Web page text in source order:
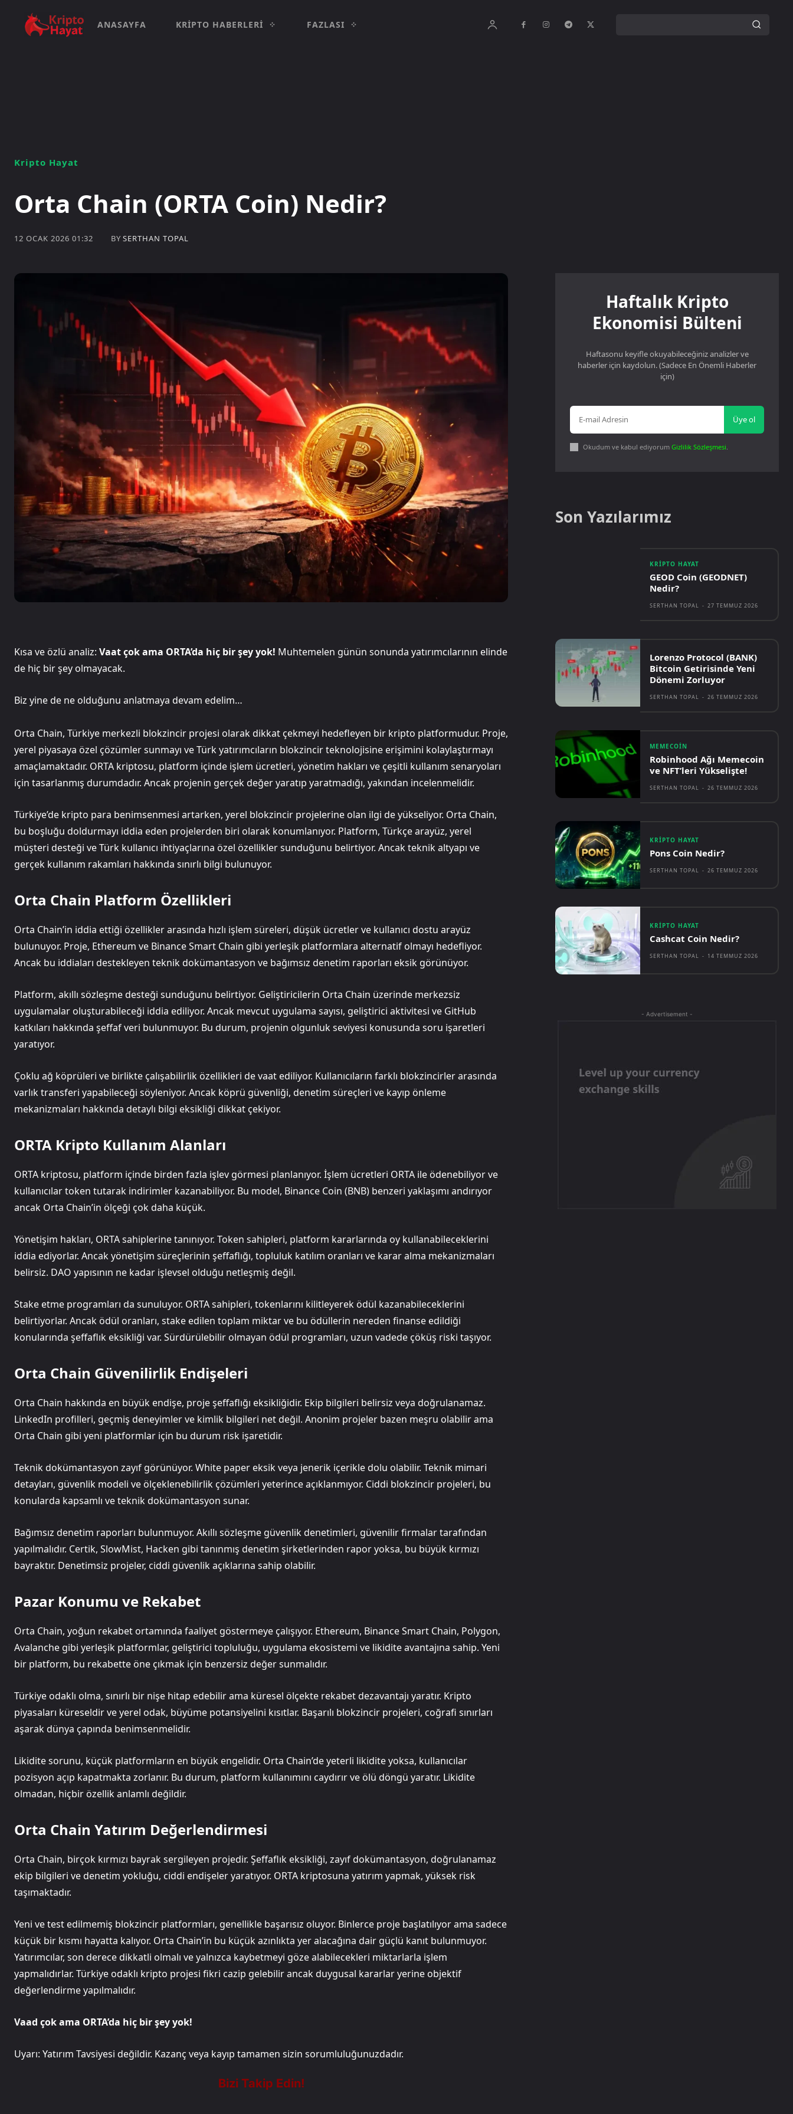
ANASAYFA KRIPTO HABERLERI FAZLASI
Kripto Hayat
Orta Chain (ORTA Coin) Nedir?
12 OCAK 2026 01:32 BY SERTHAN TOPAL
Kısa ve özlü analiz: Vaat çok ama ORTA’da hiç bir şey yok! Muhtemelen günün sonunda yatırımcılarının elinde
de hiç bir şey olmayacak.
Biz yine de ne olduğunu anlatmaya devam edelim…
Orta Chain, Türkiye merkezli blokzincir projesi olarak dikkat çekmeyi hedefleyen bir kripto platformudur. Proje,
yerel piyasaya özel çözümler sunmayı ve Türk yatırımcıların blokzincir teknolojisine erişimini kolaylaştırmayı
amaçlamaktadır. ORTA kriptosu, platform içinde işlem ücretleri, yönetim hakları ve çeşitli kullanım senaryoları
için tasarlanmış durumdadır. Ancak projenin gerçek değer yaratıp yaratmadığı, yakından incelenmelidir.
Türkiye’de kripto para benimsenmesi artarken, yerel blokzincir projelerine olan ilgi de yükseliyor. Orta Chain,
bu boşluğu doldurmayı iddia eden projelerden biri olarak konumlanıyor. Platform, Türkçe arayüz, yerel
müşteri desteği ve Türk kullanıcı ihtiyaçlarına özel özellikler sunduğunu belirtiyor. Ancak teknik altyapı ve
gerçek kullanım rakamları hakkında sınırlı bilgi bulunuyor.
Orta Chain Platform Özellikleri
Orta Chain’in iddia ettiği özellikler arasında hızlı işlem süreleri, düşük ücretler ve kullanıcı dostu arayüz
bulunuyor. Proje, Ethereum ve Binance Smart Chain gibi yerleşik platformlara alternatif olmayı hedefliyor.
Ancak bu iddiaları destekleyen teknik dokümantasyon ve bağımsız denetim raporları eksik görünüyor.
Platform, akıllı sözleşme desteği sunduğunu belirtiyor. Geliştiricilerin Orta Chain üzerinde merkezsiz
uygulamalar oluşturabileceği iddia ediliyor. Ancak mevcut uygulama sayısı, geliştirici aktivitesi ve GitHub
katkıları hakkında şeffaf veri bulunmuyor. Bu durum, projenin olgunluk seviyesi konusunda soru işaretleri
yaratıyor.
Çoklu ağ köprüleri ve birlikte çalışabilirlik özellikleri de vaat ediliyor. Kullanıcıların farklı blokzincirler arasında
varlık transferi yapabileceği söyleniyor. Ancak köprü güvenliği, denetim süreçleri ve kayıp önleme
mekanizmaları hakkında detaylı bilgi eksikliği dikkat çekiyor.
ORTA Kripto Kullanım Alanları
ORTA kriptosu, platform içinde birden fazla işlev görmesi planlanıyor. İşlem ücretleri ORTA ile ödenebiliyor ve
kullanıcılar token tutarak indirimler kazanabiliyor. Bu model, Binance Coin (BNB) benzeri yaklaşımı andırıyor
ancak Orta Chain’in ölçeği çok daha küçük.
Yönetişim hakları, ORTA sahiplerine tanınıyor. Token sahipleri, platform kararlarında oy kullanabileceklerini
iddia ediyorlar. Ancak yönetişim süreçlerinin şeffaflığı, topluluk katılım oranları ve karar alma mekanizmaları
belirsiz. DAO yapısının ne kadar işlevsel olduğu netleşmiş değil.
Stake etme programları da sunuluyor. ORTA sahipleri, tokenlarını kilitleyerek ödül kazanabileceklerini
belirtiyorlar. Ancak ödül oranları, stake edilen toplam miktar ve bu ödüllerin nereden finanse edildiği
konularında şeffaflık eksikliği var. Sürdürülebilir olmayan ödül programları, uzun vadede çöküş riski taşıyor.
Orta Chain Güvenilirlik Endişeleri
Orta Chain hakkında en büyük endişe, proje şeffaflığı eksikliğidir. Ekip bilgileri belirsiz veya doğrulanamaz.
LinkedIn profilleri, geçmiş deneyimler ve kimlik bilgileri net değil. Anonim projeler bazen meşru olabilir ama
Orta Chain gibi yeni platformlar için bu durum risk işaretidir.
Teknik dokümantasyon zayıf görünüyor. White paper eksik veya jenerik içerikle dolu olabilir. Teknik mimari
detayları, güvenlik modeli ve ölçeklenebilirlik çözümleri yeterince açıklanmıyor. Ciddi blokzincir projeleri, bu
konularda kapsamlı ve teknik dokümantasyon sunar.
Bağımsız denetim raporları bulunmuyor. Akıllı sözleşme güvenlik denetimleri, güvenilir firmalar tarafından
yapılmalıdır. Certik, SlowMist, Hacken gibi tanınmış denetim şirketlerinden rapor yoksa, bu büyük kırmızı
bayraktır. Denetimsiz projeler, ciddi güvenlik açıklarına sahip olabilir.
Pazar Konumu ve Rekabet
Orta Chain, yoğun rekabet ortamında faaliyet göstermeye çalışıyor. Ethereum, Binance Smart Chain, Polygon,
Avalanche gibi yerleşik platformlar, geliştirici topluluğu, uygulama ekosistemi ve likidite avantajına sahip. Yeni
bir platform, bu rekabette öne çıkmak için benzersiz değer sunmalıdır.
Türkiye odaklı olma, sınırlı bir nişe hitap edebilir ama küresel ölçekte rekabet dezavantajı yaratır. Kripto
piyasaları küreseldir ve yerel odak, büyüme potansiyelini kısıtlar. Başarılı blokzincir projeleri, coğrafi sınırları
aşarak dünya çapında benimsenmelidir.
Likidite sorunu, küçük platformların en büyük engelidir. Orta Chain’de yeterli likidite yoksa, kullanıcılar
pozisyon açıp kapatmakta zorlanır. Bu durum, platform kullanımını caydırır ve ölü döngü yaratır. Likidite
olmadan, hiçbir özellik anlamlı değildir.
Orta Chain Yatırım Değerlendirmesi
Orta Chain, birçok kırmızı bayrak sergileyen projedir. Şeffaflık eksikliği, zayıf dokümantasyon, doğrulanamaz
ekip bilgileri ve denetim yokluğu, ciddi endişeler yaratıyor. ORTA kriptosuna yatırım yapmak, yüksek risk
taşımaktadır.
Yeni ve test edilmemiş blokzincir platformları, genellikle başarısız oluyor. Binlerce proje başlatılıyor ama sadece
küçük bir kısmı hayatta kalıyor. Orta Chain’in bu küçük azınlıkta yer alacağına dair güçlü kanıt bulunmuyor.
Yatırımcılar, son derece dikkatli olmalı ve yalnızca kaybetmeyi göze alabilecekleri miktarlarla işlem
yapmalıdırlar. Türkiye odaklı kripto projesi fikri cazip gelebilir ancak duygusal kararlar yerine objektif
değerlendirme yapılmalıdır.
Vaad çok ama ORTA’da hiç bir şey yok!
Uyarı: Yatırım Tavsiyesi değildir. Kazanç veya kayıp tamamen sizin sorumluluğunuzdadır.
Haftalık Kripto
Ekonomisi Bülteni
Haftasonu keyifle okuyabileceğiniz analizler ve
haberler için kaydolun. (Sadece En Önemli Haberler
için)
Üye ol
Okudum ve kabul ediyorumGizlilik Sözleşmesi.
Son Yazılarımız
KRIPTO HAYAT
GEOD Coin (GEODNET)
Nedir?
SERTHAN TOPAL - 27 TEMMUZ 2026
Lorenzo Protocol (BANK)
Bitcoin Getirisinde Yeni
Dönemi Zorluyor
SERTHAN TOPAL - 26 TEMMUZ 2026
MEMECOIN
Robinhood Ağı Memecoin
ve NFT’leri Yükselişte!
SERTHAN TOPAL - 26 TEMMUZ 2026
KRIPTO HAYAT
Pons Coin Nedir?
SERTHAN TOPAL - 26 TEMMUZ 2026
KRIPTO HAYAT
Cashcat Coin Nedir?
SERTHAN TOPAL - 14 TEMMUZ 2026
- Advertisement -